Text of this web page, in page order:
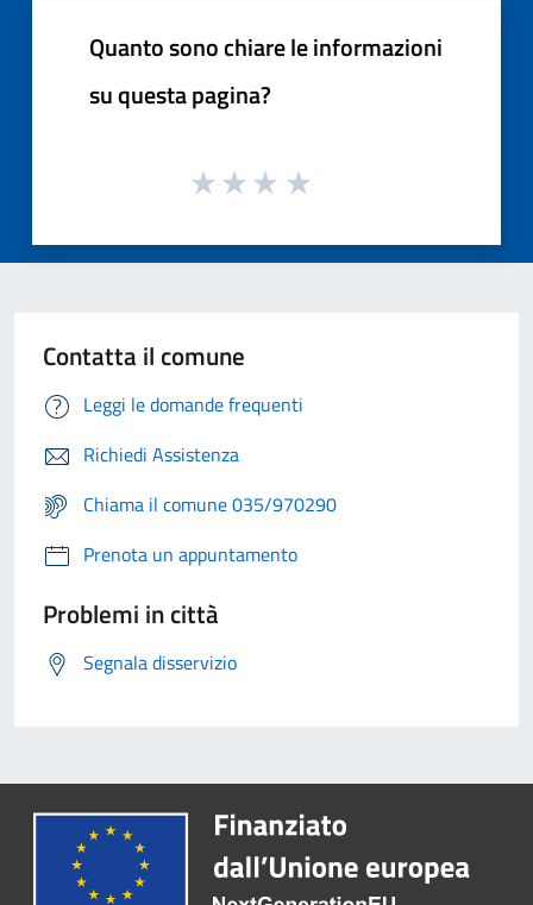
Quanto sono chiare le informazioni
su questa pagina?
Contatta il comune
Leggi le domande frequenti
Richiedi Assistenza
Chiama il comune 035/970290
Prenota un appuntamento
Problemi in città
Segnala disservizio